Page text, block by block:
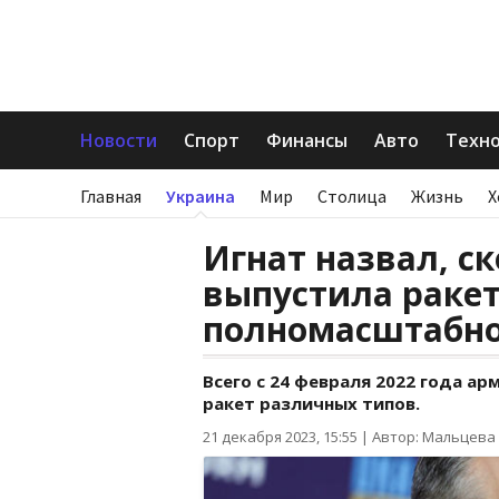
Новости Спорт Финансы Авто
Главная Украина Мир Столица Жизнь
Игнат назвал,
выпустила
Всего с 24 февраля 2022 года
ракет различных типов.
21 декабря 2023, 15:55 | Автор: Мальцева